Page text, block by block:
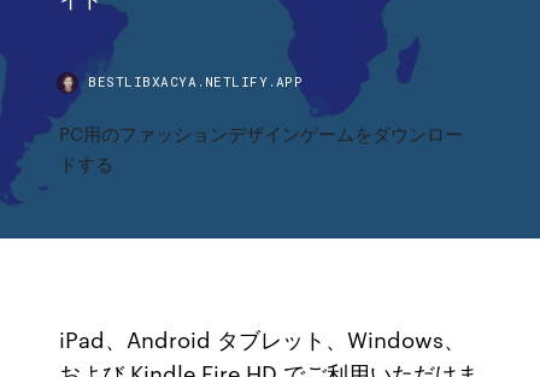
BESTLIBXACYA.NETLIFY.APP
PC用のファッションデザインゲームをダウンロー
ドする
iPad、Android タブレット、Windows、